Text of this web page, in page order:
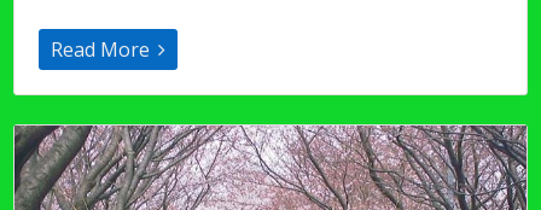
（動
力）
後
記
01：
第
Read More